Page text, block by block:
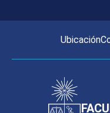
Ubicación